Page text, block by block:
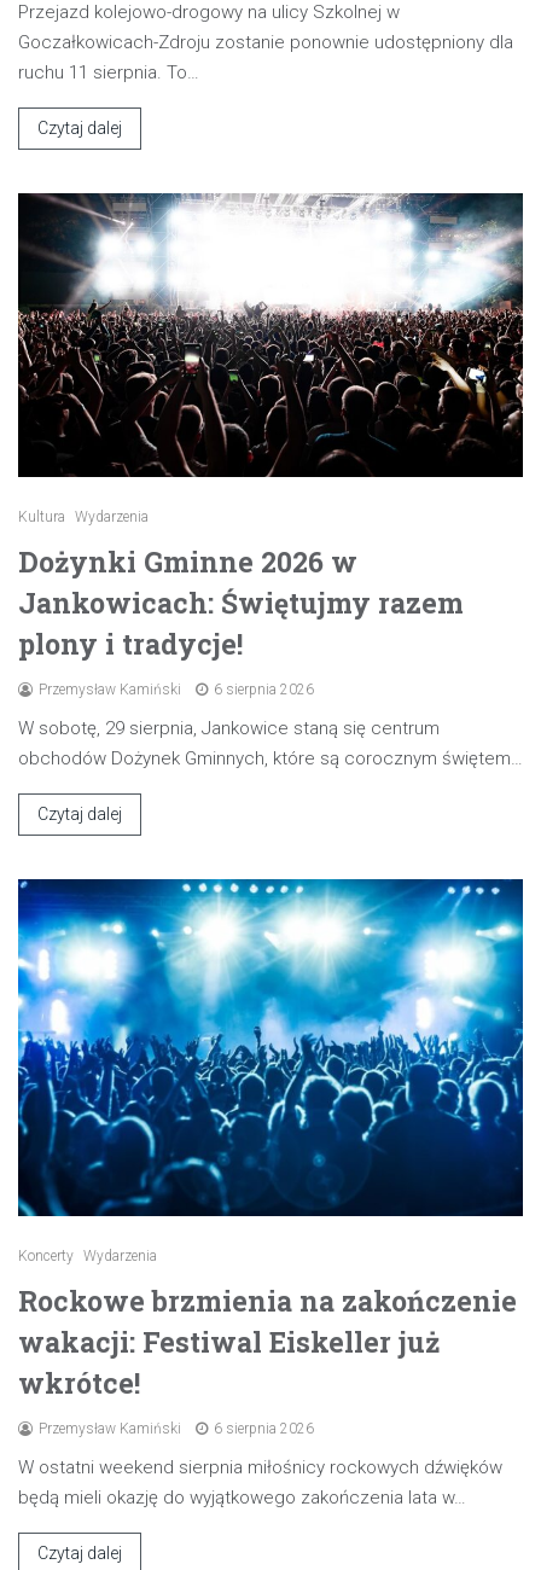
Przejazd kolejowo-drogowy na ulicy Szkolnej w
Goczałkowicach-Zdroju zostanie ponownie udostępniony dla
ruchu 11 sierpnia. To…
Czytaj dalej
Kultura Wydarzenia
Dożynki Gminne 2026 w
Jankowicach: Świętujmy razem
plony i tradycje!
Przemysław Kamiński 6 sierpnia 2026
W sobotę, 29 sierpnia, Jankowice staną się centrum
obchodów Dożynek Gminnych, które są corocznym świętem…
Czytaj dalej
Koncerty Wydarzenia
Rockowe brzmienia na zakończenie
wakacji: Festiwal Eiskeller już
wkrótce!
Przemysław Kamiński 6 sierpnia 2026
W ostatni weekend sierpnia miłośnicy rockowych dźwięków
będą mieli okazję do wyjątkowego zakończenia lata w…
Czytaj dalej